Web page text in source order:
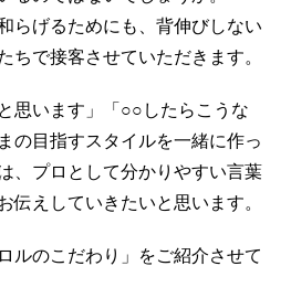
らげるためにも、背伸びしない
ちで接客させていただきます。
思います」「○○したらこうな
の目指すスタイルを一緒に作っ
、プロとして分かりやすい言葉
伝えしていきたいと思います。
ルのこだわり」をご紹介させて